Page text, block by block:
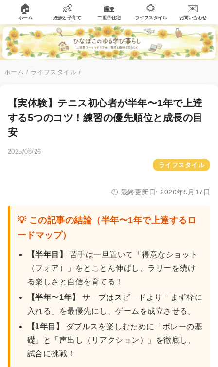
🏠
ホーム
👶
妊娠と子育て
🏡
二世帯住宅
🌻
ライフスタイル
✉️
お問い合わせ
ホーム / ライフスタイル /
【実体験】テニス初心者が半年〜1年で上達
する5つのコツ！練習の優先順位と成長の目
安
2025/08/26
ライフスタイル
🕒 最終更新日: 2026年5月17日
💡 この記事の結論（半年〜1年で上達するロ
ードマップ）
【半年目】
苦手は一旦置いて「得意なショット
（フォア）」をとことん伸ばし、ラリーを続け
る楽しさと自信を育てる！
【半年〜1年】
サーブはスピードより「まず枠に
入れる」を最優先にし、ゲームを成立させる。
【1年目】
ダブルスを楽しむために「ボレーの基
礎」と「声出し（リアクション）」を徹底し、
試合に挑戦！